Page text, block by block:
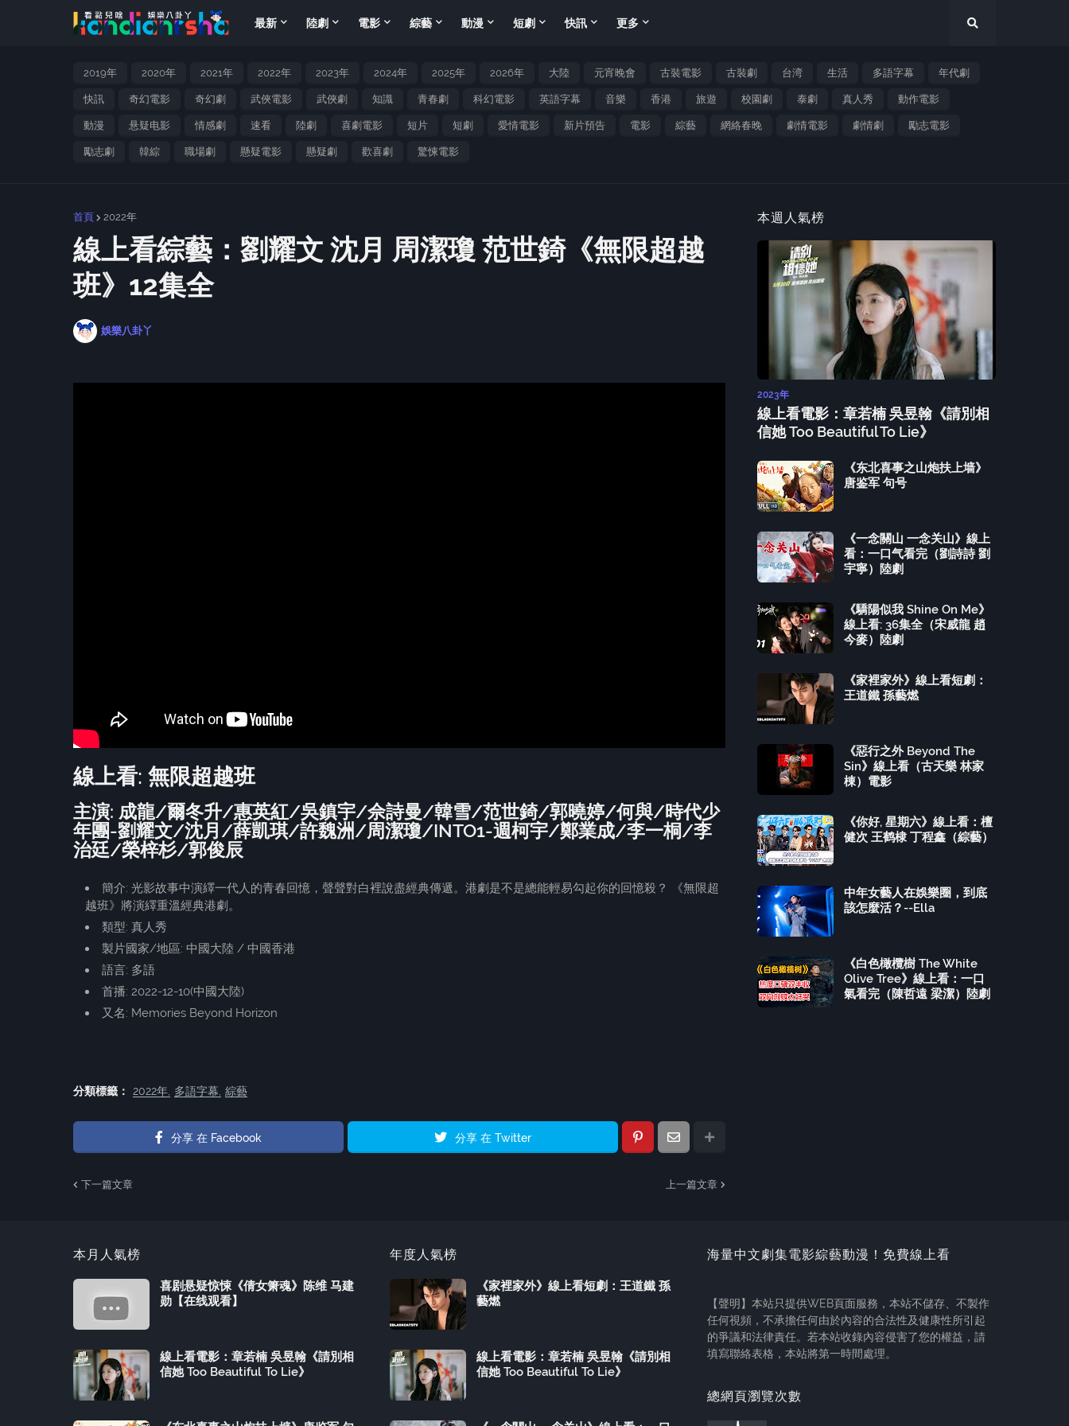
最新 陸劇 電影 綜藝 動漫 短劇 快訊 更多
2019年 2020年 2021年 2022年 2023年 2024年 2025年 2026年 大陸 元宵晚會 古裝電影 古裝劇 台湾 生活 多語字幕 年代劇
快訊 奇幻電影 奇幻劇 武俠電影 武俠劇 知識 青春劇 科幻電影 英語字幕 音樂 香港 旅遊 校園劇 泰劇 真人秀 動作電影
動漫 悬疑电影 情感劇 速看 陸劇 喜劇電影 短片 短劇 愛情電影 新片預告 電影 綜藝 網絡春晚 劇情電影 劇情劇 勵志電影
勵志劇 韓綜 職場劇 懸疑電影 懸疑劇 歡喜劇 驚悚電影
首頁 2022年
線上看綜藝：劉耀文 沈月 周潔瓊 范世錡《無限超越
班》12集全
娛樂八卦丫
線上看: 無限超越班
主演: 成龍/爾冬升/惠英紅/吳鎮宇/佘詩曼/韓雪/范世錡/郭曉婷/何與/時代少
年團-劉耀文/沈月/薛凱琪/許魏洲/周潔瓊/INTO1-週柯宇/鄭業成/李一桐/李
治廷/榮梓杉/郭俊辰
簡介: 光影故事中演繹一代人的青春回憶，聲聲對白裡說盡經典傳遞。港劇是不是總能輕易勾起你的回憶殺？ 《無限超
越班》將演繹重溫經典港劇。
類型: 真人秀
製片國家/地區: 中國大陸 / 中國香港
語言: 多語
首播: 2022-12-10(中國大陸)
又名: Memories Beyond Horizon
分類標籤： 2022年 多語字幕 綜藝
分享 在 Facebook 分享 在 Twitter
下一篇文章 上一篇文章
本週人氣榜
2023年
線上看電影：章若楠 吳昱翰《請別相
信她 Too Beautiful To Lie》
《东北喜事之山炮扶上墙》
唐鉴军 句号
《一念關山 一念关山》線上
看：一口气看完（劉詩詩 劉
宇寧）陸劇
《驕陽似我 Shine On Me》
線上看: 36集全（宋威龍 趙
今麥）陸劇
《家裡家外》線上看短劇：
王道鐵 孫藝燃
《惡行之外 Beyond The
Sin》線上看（古天樂 林家
棟）電影
《你好, 星期六》線上看：檀
健次 王鹤棣 丁程鑫（綜藝）
中年女藝人在娛樂圈，到底
該怎麼活？--Ella
《白色橄欖樹 The White
Olive Tree》線上看：一口
氣看完（陳哲遠 梁潔）陸劇
本月人氣榜
喜剧悬疑惊悚《倩女箫魂》陈维 马建
勋【在线观看】
線上看電影：章若楠 吳昱翰《請別相
信她 Too Beautiful To Lie》
年度人氣榜
《家裡家外》線上看短劇：王道鐵 孫
藝燃
線上看電影：章若楠 吳昱翰《請別相
信她 Too Beautiful To Lie》
海量中文劇集電影綜藝動漫！免費線上看
【聲明】本站只提供WEB頁面服務，本站不儲存、不製作
任何視頻，不承擔任何由於內容的合法性及健康性所引起
的爭議和法律責任。若本站收錄內容侵害了您的權益，請
填寫聯絡表格，本站將第一時間處理。
總網頁瀏覽次數